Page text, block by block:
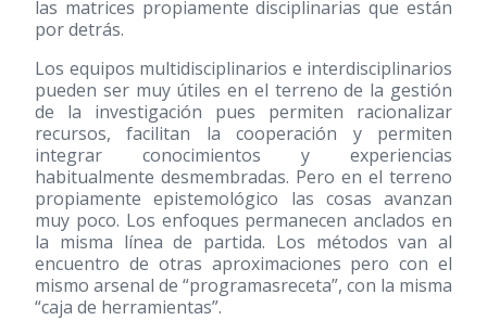
las matrices propiamente disciplinarias que están
por detrás.
Los equipos multidisciplinarios e interdisciplinarios
pueden ser muy útiles en el terreno de la gestión
de la investigación pues permiten racionalizar
recursos, facilitan la cooperación y permiten
integrar conocimientos y experiencias
habitualmente desmembradas. Pero en el terreno
propiamente epistemológico las cosas avanzan
muy poco. Los enfoques permanecen anclados en
la misma línea de partida. Los métodos van al
encuentro de otras aproximaciones pero con el
mismo arsenal de “programasreceta”, con la misma
“caja de herramientas”.